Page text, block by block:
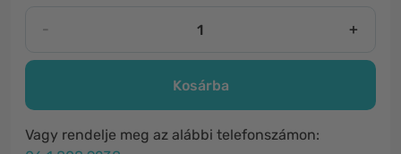
- +
Kosárba
Vagy rendelje meg az alábbi telefonszámon: